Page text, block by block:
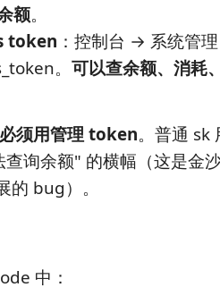
额。
token ：控制台 → 系统管
。 可以查余额、消耗
须用管理 token。普通 sk
询余额" 的横幅（这是金
的 bug）。
中：